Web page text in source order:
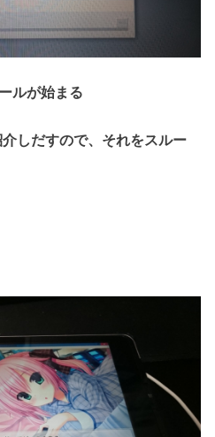
ルが始まる
しだすので、それをスルー